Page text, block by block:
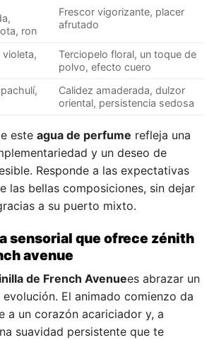
ron
Frescor vigorizante, placer
afrutado
violeta,
Terciopelo floral, un toque de
polvo, efecto cuero
Calidez amaderada, dulzor
oriental, persistencia sedosa
este agua de perfume refleja una
y un deseo de
Responde a las expectativas
las bellas composiciones, sin dejar
a su puerto mixto.
sensorial que ofrece zénith
avenue
de French Avenuees abrazar un
El animado comienzo da
a un corazón acariciador y, a
suavidad persistente que te